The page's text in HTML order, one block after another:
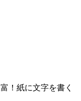
！紙に文字を書く